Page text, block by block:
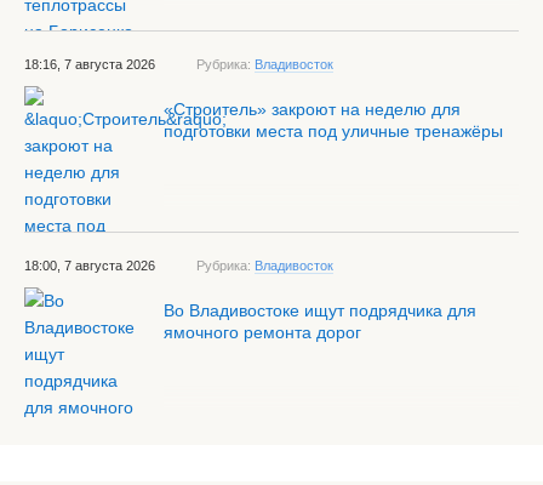
18:16, 7 августа 2026 Рубрика: Владивосток
«Строитель» закроют на неделю для
подготовки места под уличные тренажёры
18:00, 7 августа 2026 Рубрика: Владивосток
Во Владивостоке ищут подрядчика для
ямочного ремонта дорог